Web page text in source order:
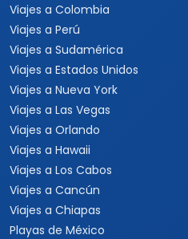
Viajes a Colombia
Viajes a Perú
Viajes a Sudamérica
Viajes a Estados Unidos
Viajes a Nueva York
Viajes a Las Vegas
Viajes a Orlando
Viajes a Hawaii
Viajes a Los Cabos
Viajes a Cancún
Viajes a Chiapas
Playas de México